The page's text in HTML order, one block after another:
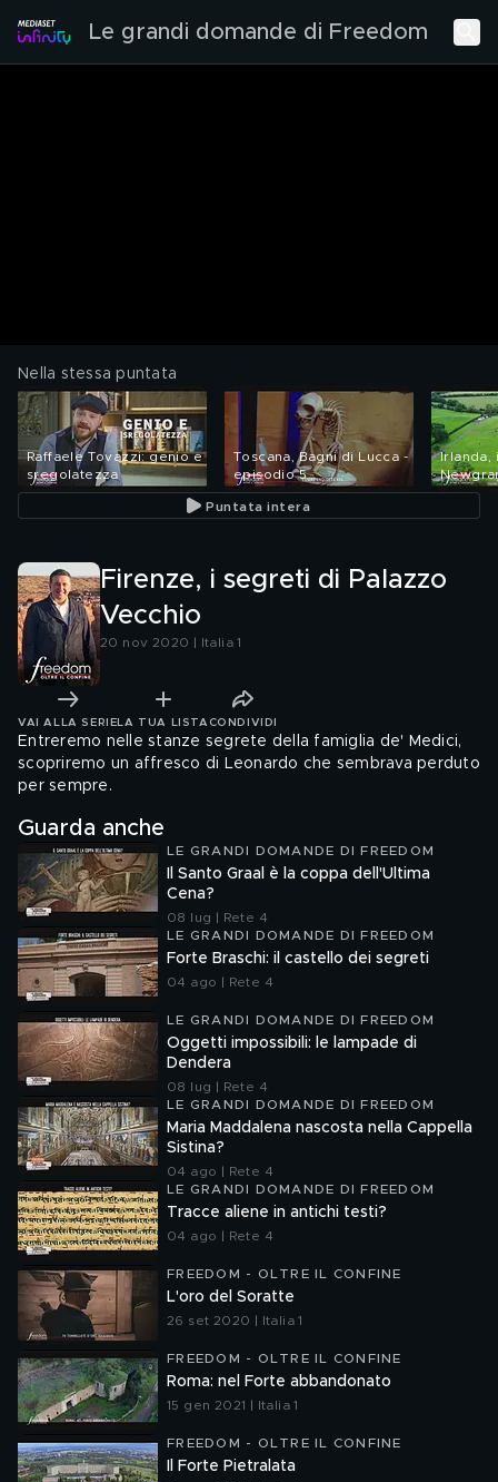
Le grandi domande di Freedom
Nella stessa puntata
Raffaele Tovazzi: genio e
sregolatezza
Toscana, Bagni di Lucca -
episodio 5
Irlanda,
nella
Puntata intera
Firenze, i segreti di Palazzo
Vecchio
20 nov 2020 | Italia 1
VAI ALLA SERIE LA TUA LISTA CONDIVIDI
Entreremo nelle stanze segrete della famiglia de' Medici,
scopriremo un affresco di Leonardo che sembrava perduto
per sempre.
Guarda anche
LE GRANDI DOMANDE DI FREEDOM
Il Santo Graal è la coppa dell'Ultima
Cena?
08 lug | Rete 4
LE GRANDI DOMANDE DI FREEDOM
Forte Braschi: il castello dei segreti
04 ago | Rete 4
LE GRANDI DOMANDE DI FREEDOM
Oggetti impossibili: le lampade di
Dendera
08 lug | Rete 4
LE GRANDI DOMANDE DI FREEDOM
Maria Maddalena nascosta nella Cappella
Sistina?
04 ago | Rete 4
LE GRANDI DOMANDE DI FREEDOM
Tracce aliene in antichi testi?
04 ago | Rete 4
FREEDOM - OLTRE IL CONFINE
L'oro del Soratte
26 set 2020 | Italia 1
FREEDOM - OLTRE IL CONFINE
Roma: nel Forte abbandonato
15 gen 2021 | Italia 1
FREEDOM - OLTRE IL CONFINE
Il Forte Pietralata